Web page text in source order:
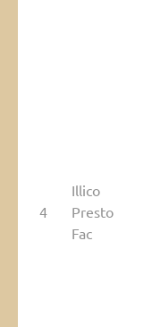
4
Illico
Presto
Fac